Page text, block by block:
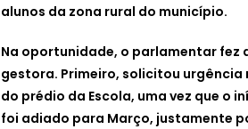
alunos da zona rural do município.
Na oportunidade, o parlamentar
gestora. Primeiro, solicitou
do prédio da Escola, uma vez que o
foi adiado para Março, justamente